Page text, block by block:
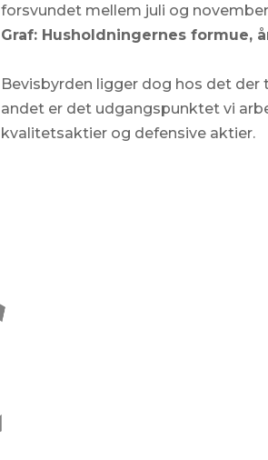
forsvundet mellem juli og november
Graf: Husholdningernes formue,
Bevisbyrden ligger dog hos det
andet er det udgangspunktet vi
kvalitetsaktier og defensive aktier.